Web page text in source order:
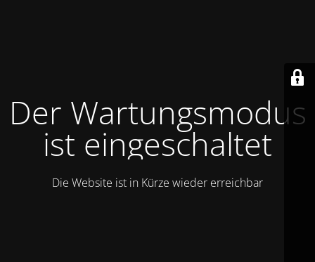
Der Wartungsmodus
ist eingeschaltet
Die Website ist in Kürze wieder erreichbar